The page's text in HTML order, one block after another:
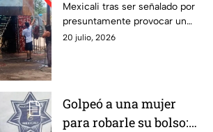
“N” es detenido tras
incendio en Mexicali
Mexicali tras ser señalado por
presuntamente provocar un
incendio dentro de una
20 julio, 2026
Golpeó a una mujer
para robarle su bolso: